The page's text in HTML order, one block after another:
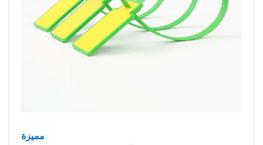
مميزة